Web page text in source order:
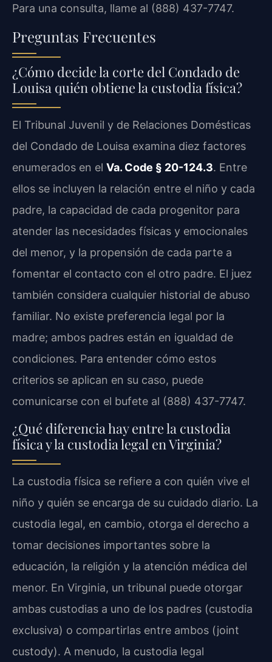
Para una consulta, llame al (888) 437-7747.
Preguntas Frecuentes
¿Cómo decide la corte del Condado de
Louisa quién obtiene la custodia física?
El Tribunal Juvenil y de Relaciones Domésticas
del Condado de Louisa examina diez factores
enumerados en el Va. Code § 20-124.3. Entre
ellos se incluyen la relación entre el niño y cada
padre, la capacidad de cada progenitor para
atender las necesidades físicas y emocionales
del menor, y la propensión de cada parte a
fomentar el contacto con el otro padre. El juez
también considera cualquier historial de abuso
familiar. No existe preferencia legal por la
madre; ambos padres están en igualdad de
condiciones. Para entender cómo estos
criterios se aplican en su caso, puede
comunicarse con el bufete al (888) 437-7747.
¿Qué diferencia hay entre la custodia
física y la custodia legal en Virginia?
La custodia física se refiere a con quién vive el
niño y quién se encarga de su cuidado diario. La
custodia legal, en cambio, otorga el derecho a
tomar decisiones importantes sobre la
educación, la religión y la atención médica del
menor. En Virginia, un tribunal puede otorgar
ambas custodias a uno de los padres (custodia
exclusiva) o compartirlas entre ambos (joint
custody). A menudo, la custodia legal